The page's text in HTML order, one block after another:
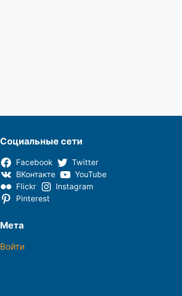
Социальные сети
Facebook
Twitter
ВКонтакте
YouTube
Flickr
Instagram
Pinterest
Мета
Войти